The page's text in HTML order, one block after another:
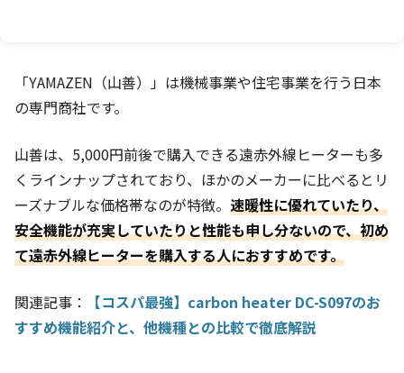
「YAMAZEN（山善）」は機械事業や住宅事業を行う日本
の専門商社です。
山善は、5,000円前後で購入できる遠赤外線ヒーターも多
くラインナップされており、ほかのメーカーに比べるとリ
ーズナブルな価格帯なのが特徴。 速暖性に優れていたり、
安全機能が充実していたりと性能も申し分ないので、初め
て遠赤外線ヒーターを購入する人におすすめです。
関連記事：
【コスパ最強】carbon heater DC-S097のお
すすめ機能紹介と、他機種との比較で徹底解説